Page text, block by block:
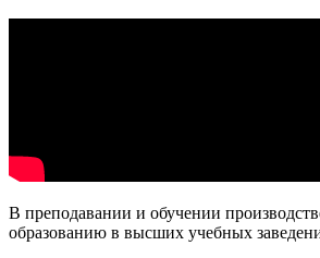
В преподавании и обучении
образованию в высших учебных